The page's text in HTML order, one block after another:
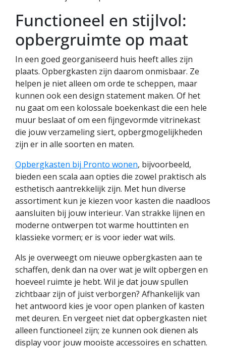
Functioneel en stijlvol:
opbergruimte op maat
In een goed georganiseerd huis heeft alles zijn
plaats. Opbergkasten zijn daarom onmisbaar. Ze
helpen je niet alleen om orde te scheppen, maar
kunnen ook een design statement maken. Of het
nu gaat om een kolossale boekenkast die een hele
muur beslaat of om een fijngevormde vitrinekast
die jouw verzameling siert, opbergmogelijkheden
zijn er in alle soorten en maten.
Opbergkasten bij Pronto wonen, bijvoorbeeld,
bieden een scala aan opties die zowel praktisch als
esthetisch aantrekkelijk zijn. Met hun diverse
assortiment kun je kiezen voor kasten die naadloos
aansluiten bij jouw interieur. Van strakke lijnen en
moderne ontwerpen tot warme houttinten en
klassieke vormen; er is voor ieder wat wils.
Als je overweegt om nieuwe opbergkasten aan te
schaffen, denk dan na over wat je wilt opbergen en
hoeveel ruimte je hebt. Wil je dat jouw spullen
zichtbaar zijn of juist verborgen? Afhankelijk van
het antwoord kies je voor open planken of kasten
met deuren. En vergeet niet dat opbergkasten niet
alleen functioneel zijn; ze kunnen ook dienen als
display voor jouw mooiste accessoires en schatten.